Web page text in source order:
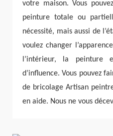
votre maison. Vous
peinture totale ou
nécessité, mais aussi de
voulez changer
l’intérieur, la
d’influence. Vous pouvez
de bricolage Artisan
en aide. Nous ne vous